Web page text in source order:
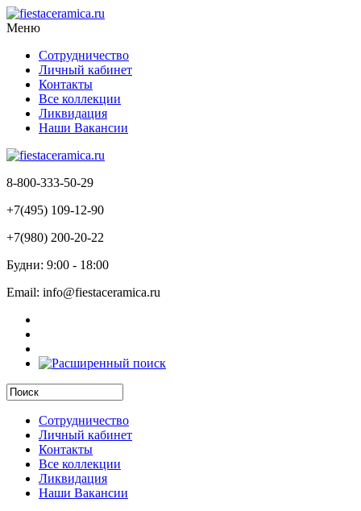
Меню
Сотрудничество
Личный кабинет
Контакты
Все коллекции
Ликвидация
Наши Вакансии
8-800-333-50-29
+7(495) 109-12-90
+7(980) 200-20-22
Будни: 9:00 - 18:00
Email: info@fiestaceramica.ru
Сотрудничество
Личный кабинет
Контакты
Все коллекции
Ликвидация
Наши Вакансии